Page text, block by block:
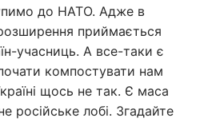
до НАТО. Адже в
приймається
учасниць. А все-таки є
компостувати нам
щось не так. Є маса
російське лобі. Згадайте